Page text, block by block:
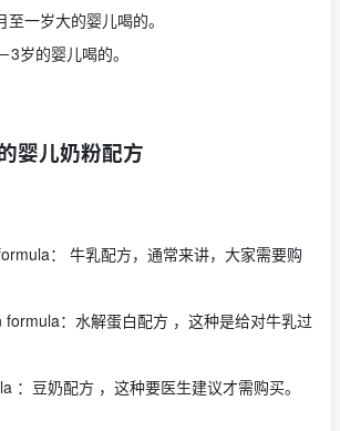
一岁大的婴儿喝的。
岁的婴儿喝的。
婴儿奶粉配方
： 牛乳配方，通常来讲，大家需要购
：水解蛋白配方 ，这种是给对牛乳过
：豆奶配方 ，这种要医生建议才需购买。